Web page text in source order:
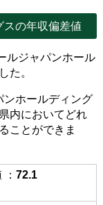
スの年収偏差値
ルジャパンホール
た。
ンホールディング
内においてどれ
ことができま
：72.1